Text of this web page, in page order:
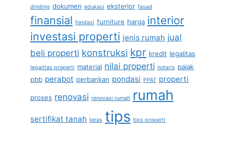
dinding dokumen edukasi eksterior fasad
finansial fondasi furniture harga interior
investasi properti jenis rumah jual
beli properti konstruksi kpr kredit legalitas
legalitas properti material nilai properti notaris pajak
pbb perabot perbankan pondasi PPAT properti
proses renovasi renovasi rumah rumah
sertifikat tanah teras tips tips properti